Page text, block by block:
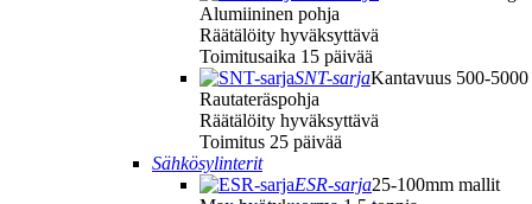
Alumiininen pohja
Räätälöity hyväksyttävä
Toimitusaika 15 päivää
SNT-sarjaKantavuus 500-
Rautateräspohja
Räätälöity hyväksyttävä
Toimitus 25 päivää
Sähkösylinterit
ESR-sarja25-100mm mallit